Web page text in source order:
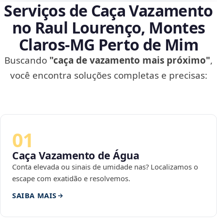
Serviços de Caça Vazamento
no Raul Lourenço, Montes
Claros‑MG Perto de Mim
Buscando "caça de vazamento mais próximo",
você encontra soluções completas e precisas:
01
Caça Vazamento de Água
Conta elevada ou sinais de umidade nas? Localizamos o
escape com exatidão e resolvemos.
SAIBA MAIS